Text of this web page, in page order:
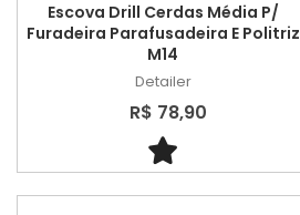
Escova Drill Cerdas Média P/
Furadeira Parafusadeira E Politriz
M14
Detailer
R$ 78,90